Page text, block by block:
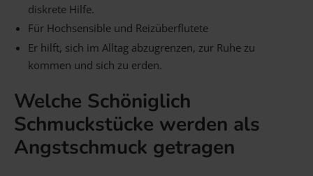
diskrete Hilfe.
Für Hochsensible und Reizüberflutete
Er hilft, sich im Alltag abzugrenzen, zur Ruhe zu
kommen und sich zu erden.
Welche Schöniglich
Schmuckstücke werden als
Angstschmuck getragen